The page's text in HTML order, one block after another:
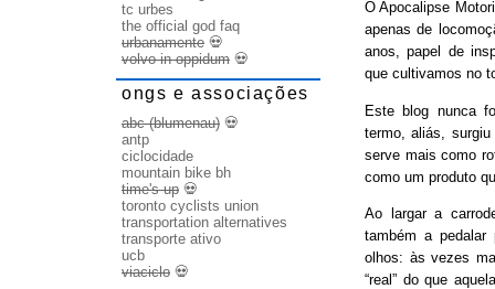
O Apocalipse
apenas de
anos, papel de
que cultivamos no
Este blog nunca
termo, aliás,
serve mais como
como um produto
Ao largar a
também a pedalar
olhos: às vezes
“real” do que
tc urbes
the official god faq
urbanamente 💀
volvo in oppidum 💀
ongs e associações
abc (blumenau) 💀
antp
ciclocidade
mountain bike bh
time's up 💀
toronto cyclists union
transportation alternatives
transporte ativo
ucb
viaciclo 💀